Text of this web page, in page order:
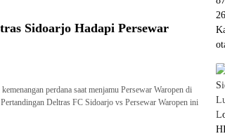
Sidoarjo Hadapi Persewar
perdana saat menjamu Persewar Waropen di
Deltras FC Sidoarjo vs Persewar Waropen ini